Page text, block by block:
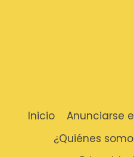
Inicio Anunciarse
¿Quiénes